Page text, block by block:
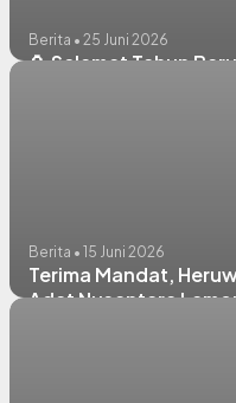
Berita • 25 Juni 2026
🏮 Selamat Tahun
Berita • 15 Juni 2026
Terima Mandat,
Adat Nusantara